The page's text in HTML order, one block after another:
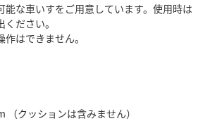
能な車いすをご用意しています。使用時は
ださい。
はできません。
（クッションは含みません）